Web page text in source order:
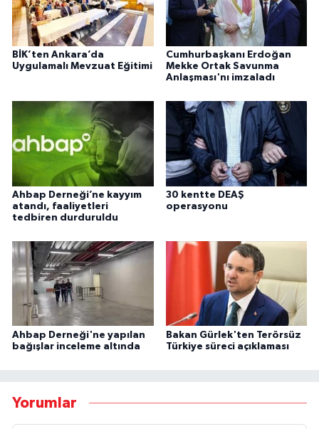
BİK’ten Ankara’da
Uygulamalı Mevzuat Eğitimi
Cumhurbaşkanı Erdoğan
Mekke Ortak Savunma
Anlaşması'nı imzaladı
Ahbap Derneği’ne kayyım
atandı, faaliyetleri
tedbiren durduruldu
30 kentte DEAŞ
operasyonu
Ahbap Derneği'ne yapılan
bağışlar inceleme altında
Bakan Gürlek'ten Terörsüz
Türkiye süreci açıklaması
Yorumlar